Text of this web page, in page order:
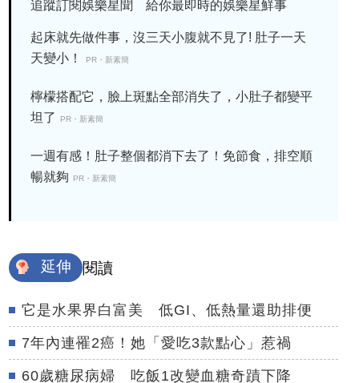
追蹤訂閱娛樂星聞 給你最即時的娛樂星鮮事
起床就先做件事，沒三天小腹就不見了! 肚子一天
天變小！
PR・新素簡
檸檬搭配它，臉上斑點全部消失了，小肚子都變平
坦了
PR・新素簡
一週有感！肚子整個都消下去了！免節食，排空順
暢就夠
PR・新素簡
延伸 閱讀
它是水果界白富美 低GI、低熱量還助排便
7年內連罹2癌！她「愛吃3款點心」惹禍
60歲糖尿病婦 吃飯1改變血糖奇蹟下降